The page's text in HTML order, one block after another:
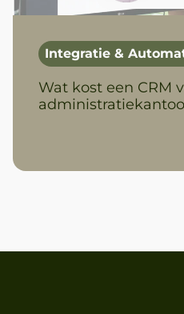
Integratie &
Wat kost een CRM